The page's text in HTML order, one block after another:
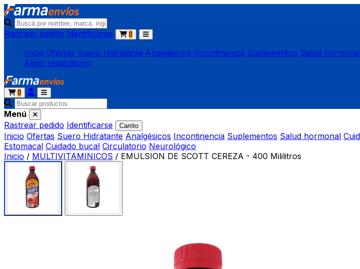
Rastrear pedido Identificarse 0
Inicio Ofertas Suero Hidratante Analgésicos Incontinencia Suplementos Salud hormonal
Alivio respiratorio
0
Menú
Rastrear pedido Identificarse Carrito
Inicio Ofertas Suero Hidratante Analgésicos Incontinencia Suplementos Salud hormonal
Estomacal Cuidado bucal Circulatorio Neurológico
Inicio / MULTIVITAMINICOS / EMULSION DE SCOTT CEREZA - 400 Mililitros